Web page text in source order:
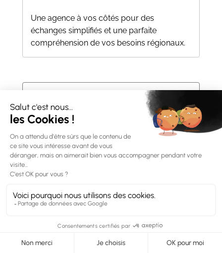
Une agence à vos côtés pour des
échanges simplifiés et une parfaite
compréhension de vos besoins régionaux.